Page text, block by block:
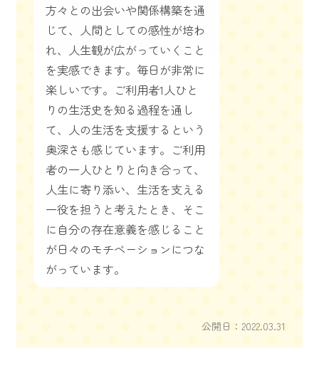
方々との出会いや関係構築を通
じて、人間としての感性が培わ
れ、人生観が広がっていくこと
を実感できます。毎日が非常に
楽しいです。ご利用者1人ひと
りの生活史を知る過程を通し
て、人の生活を支援するという
奥深さも感じています。ご利用
者の一人ひとりと向き合って、
人生に寄り添い、生活を支える
一役を担うと考えたとき、そこ
に自分の存在意義を感じること
が日々のモチベーションにつな
がっています。
公開日：2022.03.31